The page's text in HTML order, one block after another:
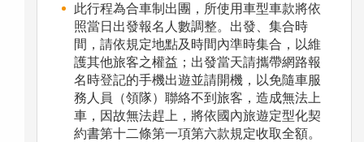
此行程為合車制出團，所使用車型車款將依
照當日出發報名人數調整。出發、集合時
間，請依規定地點及時間內準時集合，以維
護其他旅客之權益；出發當天請攜帶網路報
名時登記的手機出遊並請開機，以免隨車服
務人員（領隊）聯絡不到旅客，造成無法上
車，因故無法趕上，將依國內旅遊定型化契
約書第十二條第一項第六款規定收取全額。